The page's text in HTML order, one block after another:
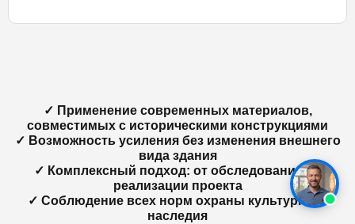
✓ Применение современных материалов,
совместимых с историческими конструкциями
✓ Возможность усиления без изменения внешнего
вида здания
✓ Комплексный подход: от обследования до
реализации проекта
✓ Соблюдение всех норм охраны культурного
наследия